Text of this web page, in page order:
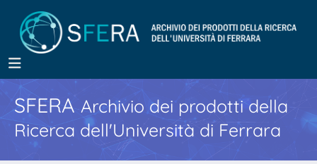
SFERA Archivio dei prodotti della
Ricerca dell'Università di Ferrara